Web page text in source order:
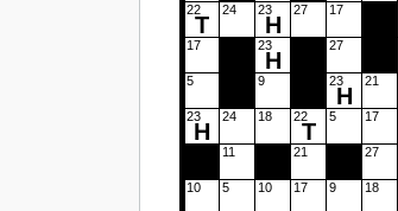
22
Т
24 23
Н
27 17
17 23
Н
27
5 9 23
Н
21
23
Н
24 18 22
Т
5 17
11 21 27
10 5 10 17 9 18